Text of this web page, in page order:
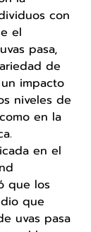
con
el
pasa,
de
impacto
niveles de
en la
en el
que los
que
uvas pasa